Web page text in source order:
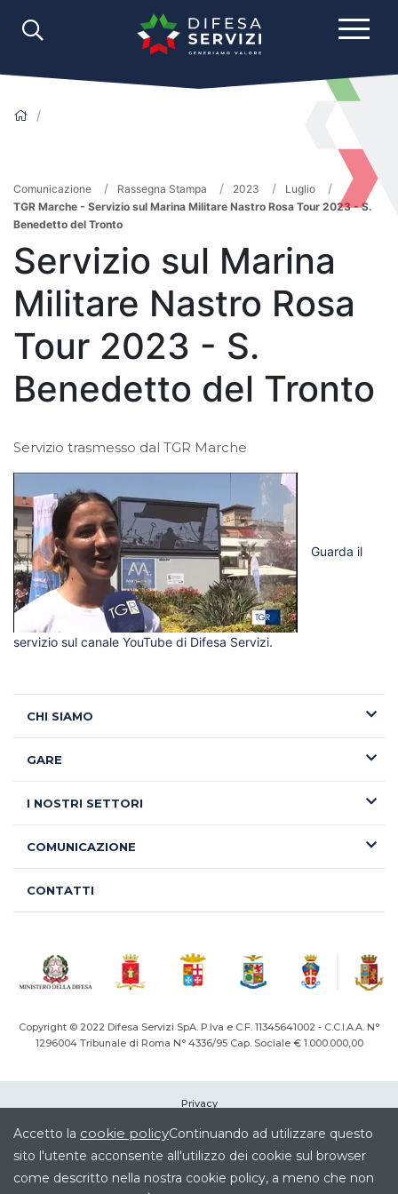
Comunicazione Rassegna Stampa 2023
Luglio
TGR Marche - Servizio sul Marina Militare Nastro Rosa Tour 2023 - S.
Benedetto del Tronto
Servizio sul Marina
Militare Nastro Rosa
Tour 2023 - S.
Benedetto del Tronto
Servizio trasmesso dal TGR Marche
Guarda il
servizio sul canale YouTube di Difesa Servizi.
CHI SIAMO
GARE
I NOSTRI SETTORI
COMUNICAZIONE
CONTATTI
Copyright © 2022 Difesa Servizi SpA. P.Iva e C.F. 11345641002 - C.C.I.A.A. N°
1296004Tribunale di Roma N° 4336/95 Cap. Sociale € 1.000.000,00
Privacy
Cookie
Note legali
Società Trasparente
Accetto la cookie policyContinuando ad utilizzare questo
sito l'utente acconsente all'utilizzo dei cookie sul browser
come descritto nella nostra cookie policy, a meno che non